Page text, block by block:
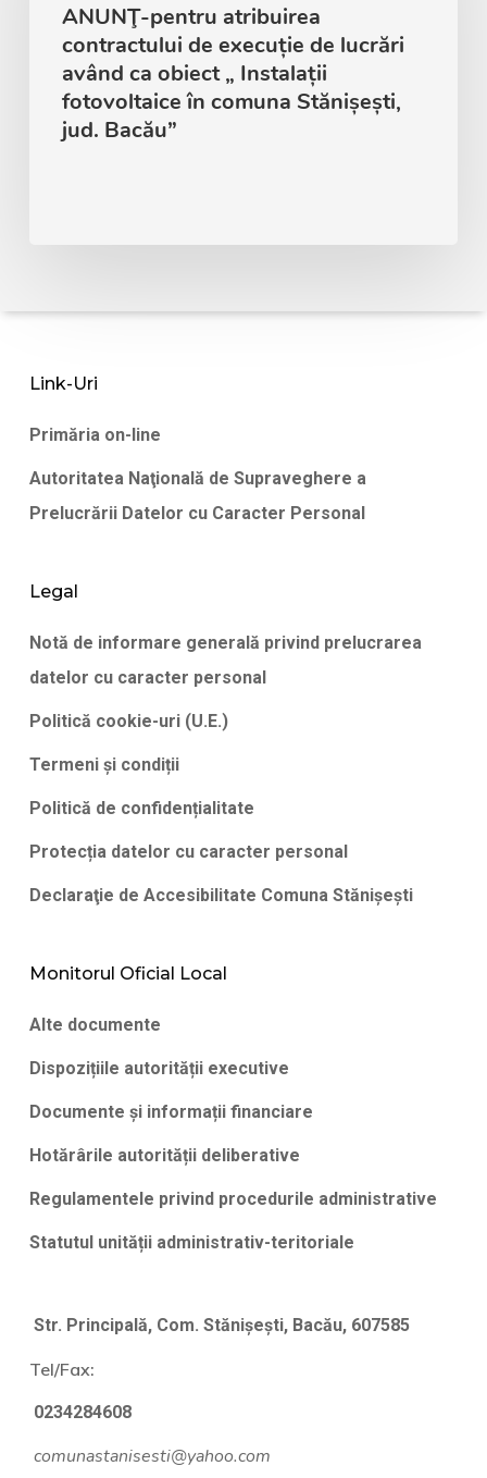
ANUNŢ-pentru atribuirea
contractului de execuție de lucrări
având ca obiect „ Instalații
fotovoltaice în comuna Stănișești,
jud. Bacău”
Link-Uri
Primăria on-line
Autoritatea Naţională de Supraveghere a
Prelucrării Datelor cu Caracter Personal
Legal
Notă de informare generală privind prelucrarea
datelor cu caracter personal
Politică cookie-uri (U.E.)
Termeni și condiții
Politică de confidențialitate
Protecția datelor cu caracter personal
Declaraţie de Accesibilitate Comuna Stănişeşti
Monitorul Oficial Local
Alte documente
Dispozițiile autorității executive
Documente și informații financiare
Hotărârile autorității deliberative
Regulamentele privind procedurile administrative
Statutul unității administrativ-teritoriale
Str. Principală, Com. Stănișești, Bacău, 607585
Tel/Fax:
0234284608
comunastanisesti@yahoo.com